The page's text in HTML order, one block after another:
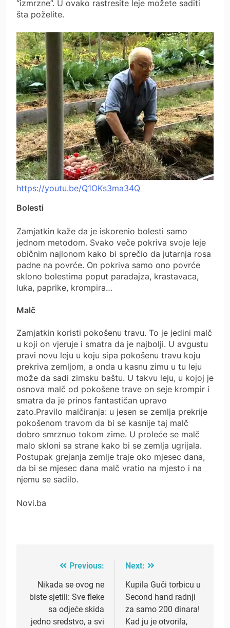
“izmrzne”. U ovako rastresite leje možete saditi
šta poželite.
https://youtu.be/Q1OKs3ma34Q
Bolesti
Zamjatkin kaže da je iskorenio bolesti samo
jednom metodom. Svako veče pokriva svoje leje
običnim najlonom kako bi sprečio da jutarnja rosa
padne na povrće. On pokriva samo ono povrće
sklono bolestima poput paradajza, krastavaca,
luka, paprike, krompira…
Malč
Zamjatkin koristi pokošenu travu. To je jedini malč
u koji on vjeruje i smatra da je najbolji. U avgustu
pravi novu leju u koju sipa pokošenu travu koju
prekriva zemljom, a onda u kasnu zimu u tu leju
može da sadi zimsku baštu. U takvu leju, u kojoj je
osnova malč od pokošene trave on seje krompir i
smatra da je prinos fantastičan upravo
zato.Pravilo malčiranja: u jesen se zemlja prekrije
pokošenom travom da bi se kasnije taj malč
dobro smrznuo tokom zime. U proleće se malč
malo skloni sa strane kako bi se zemlja ugrijala.
Postupak grejanja zemlje traje oko mjesec dana,
da bi se mjesec dana malč vratio na mjesto i na
njemu se sadilo.
Novi.ba
navigation
Previous:
Nikada se ovog ne
biste sjetili: Sve fleke
sa odjeće skida
jedno sredstvo, a svi
Next:
Kupila Guči torbicu u
Second hand radnji
za samo 200 dinara!
Kad ju je otvorila,